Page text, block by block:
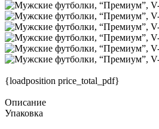
{loadposition price_total_pdf}
Описание
Упаковка